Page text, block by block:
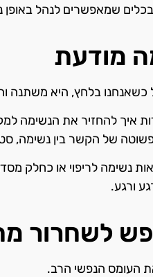
בכלים שמאפשרים לנהל באופן
מודעת
בלחץ, היא משתנה
איך להחזיר את הנשימה
של הקשר בין נשימה,
נשימה לריפוי או כחלק
ורגע.
לשחרור
העומס הנפשי הרב.